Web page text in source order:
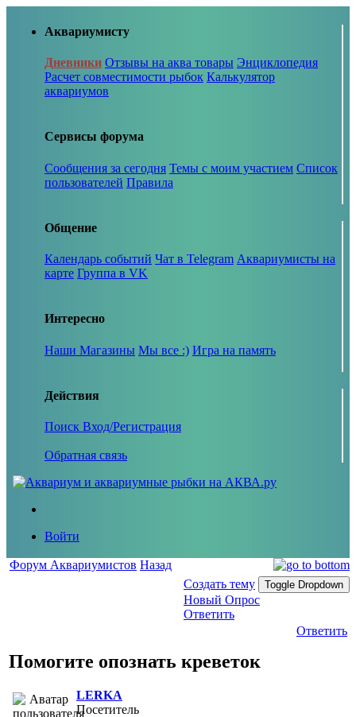
Аквариумисту
Дневники Отзывы на аква товары Энциклопедия
Расчет совместимости рыбок Калькулятор
аквариумов
Сервисы форума
Сообщения за сегодня Темы с моим участием Список
пользователей Правила
Общение
Календарь событий Чат в Telegram Аквариумисты на
карте Группа в VK
Интересно
Наши Магазины Мы все :) Игра на память
Действия
Поиск Вход/Регистрация
Обратная связь
Войти
Форум Аквариумистов Назад
Создать тему
Toggle Dropdown
Новый Опрос
Ответить
Ответить
Помогите опознать креветок
LERKA
Посетитель